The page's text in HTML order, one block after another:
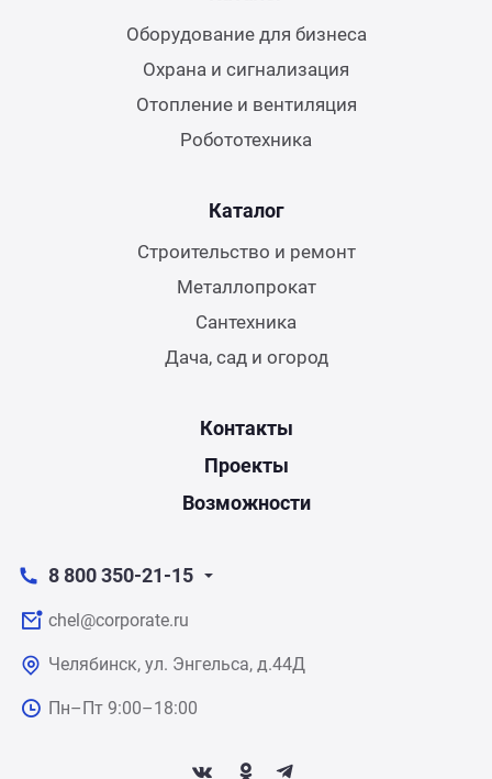
Оборудование для бизнеса
Охрана и сигнализация
Отопление и вентиляция
Робототехника
Каталог
Строительство и ремонт
Металлопрокат
Сантехника
Дача, сад и огород
Контакты
Проекты
Возможности
8 800 350-21-15
chel@corporate.ru
Челябинск, ул. Энгельса, д.44Д
Пн–Пт 9:00–18:00